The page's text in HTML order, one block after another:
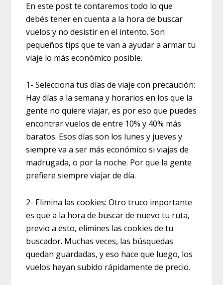
En este post te contaremos todo lo que
debés tener en cuenta a la hora de buscar
vuelos y no desistir en el intento. Son
pequeños tips que te van a ayudar a armar tu
viaje lo más económico posible.
1- Selecciona tus días de viaje con precaución:
Hay días a la semana y horarios en los que la
gente no quiere viajar, es por eso que puedes
encontrar vuelos de entre 10% y 40% más
baratos. Esos días son los lunes y jueves y
siempre va a ser más económico si viajas de
madrugada, o por la noche. Por que la gente
prefiere siempre viajar de día.
2- Elimina las cookies: Otro truco importante
es que a la hora de buscar de nuevo tu ruta,
previo a esto, elimines las cookies de tu
buscador. Muchas veces, las búsquedas
quedan guardadas, y eso hace que luego, los
vuelos hayan subido rápidamente de precio.